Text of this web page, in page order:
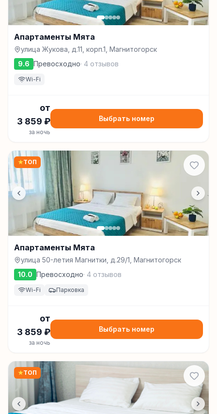
Апартаменты Мята
улица Жукова, д.11, корп.1, Магнитогорск
9.6 Превосходно· 4 отзывов
Wi-Fi
от
3 859 ₽
за ночь
Выбрать номер
★ТОП
Апартаменты Мята
улица 50-летия Магнитки, д.29/1, Магнитогорск
10.0 Превосходно· 4 отзывов
Wi-Fi Парковка
от
3 859 ₽
за ночь
Выбрать номер
★ТОП